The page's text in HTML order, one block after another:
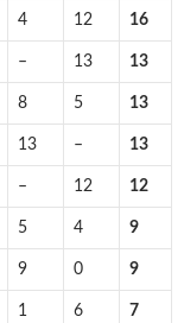
4 12 16
– 13 13
8 5 13
13 – 13
– 12 12
5 4 9
9 0 9
1 6 7